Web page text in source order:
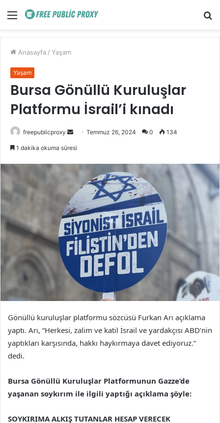
Menü
Anasayfa / Yaşam
Yaşam
Bursa Gönüllü Kuruluşlar
Platformu İsrail’i kınadı
freepublicproxy
Bir
Temmuz 26, 2024 0 134
1 dakika okuma süresi
Gönüllü kuruluşlar platformu sözcüsü Furkan Arı açıklama
yaptı. Arı, “Herkesi, zalim ve katil İsrail ve yardakçısı ABD’nin
yaptıkları karşısında, hakkı haykırmaya davet ediyoruz.”
dedi.
Bursa Gönüllü Kuruluşlar Platformunun Gazze’de
yaşanan soykırım ile ilgili yaptığı açıklama şöyle:
SOYKIRIMA ALKIŞ TUTANLAR HESAP VERECEK